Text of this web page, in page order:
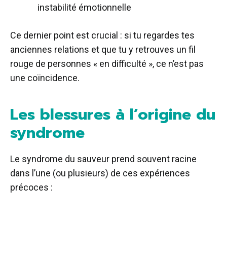
instabilité émotionnelle
Ce dernier point est crucial : si tu regardes tes
anciennes relations et que tu y retrouves un fil
rouge de personnes « en difficulté », ce n’est pas
une coïncidence.
Les blessures à l’origine du
syndrome
Le syndrome du sauveur prend souvent racine
dans l’une (ou plusieurs) de ces expériences
précoces :